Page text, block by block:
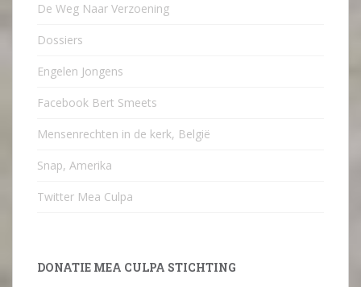
De Weg Naar Verzoening
Dossiers
Engelen Jongens
Facebook Bert Smeets
Mensenrechten in de kerk, België
Snap, Amerika
Twitter Mea Culpa
DONATIE MEA CULPA STICHTING